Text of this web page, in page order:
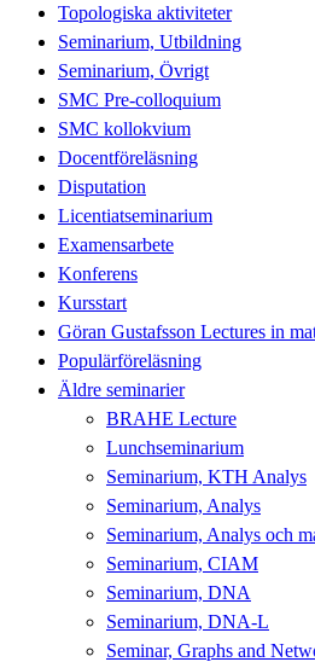
Topologiska aktiviteter
Seminarium, Utbildning
Seminarium, Övrigt
SMC Pre-colloquium
SMC kollokvium
Docentföreläsning
Disputation
Licentiatseminarium
Examensarbete
Konferens
Kursstart
Göran Gustafsson Lectures in
Populärföreläsning
Äldre seminarier
BRAHE Lecture
Lunchseminarium
Seminarium, KTH Analys
Seminarium, Analys
Seminarium, Analys och
Seminarium, CIAM
Seminarium, DNA
Seminarium, DNA-L
Seminar, Graphs and